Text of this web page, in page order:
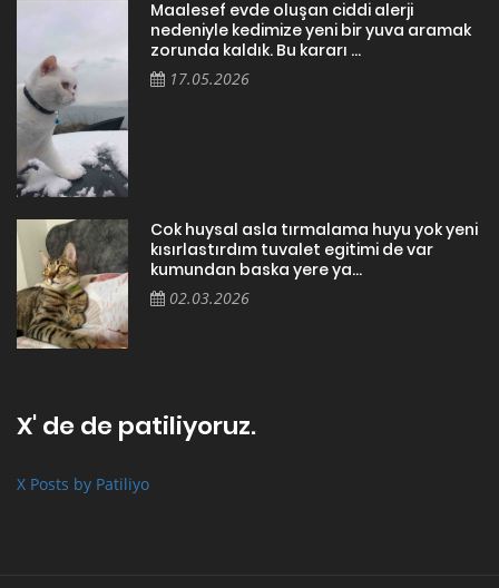
Maalesef evde oluşan ciddi alerji
nedeniyle kedimize yeni bir yuva aramak
zorunda kaldık. Bu kararı ...
17.05.2026
Cok huysal asla tırmalama huyu yok yeni
kısırlastırdım tuvalet egitimi de var
kumundan baska yere ya...
02.03.2026
X' de de patiliyoruz.
X Posts by Patiliyo